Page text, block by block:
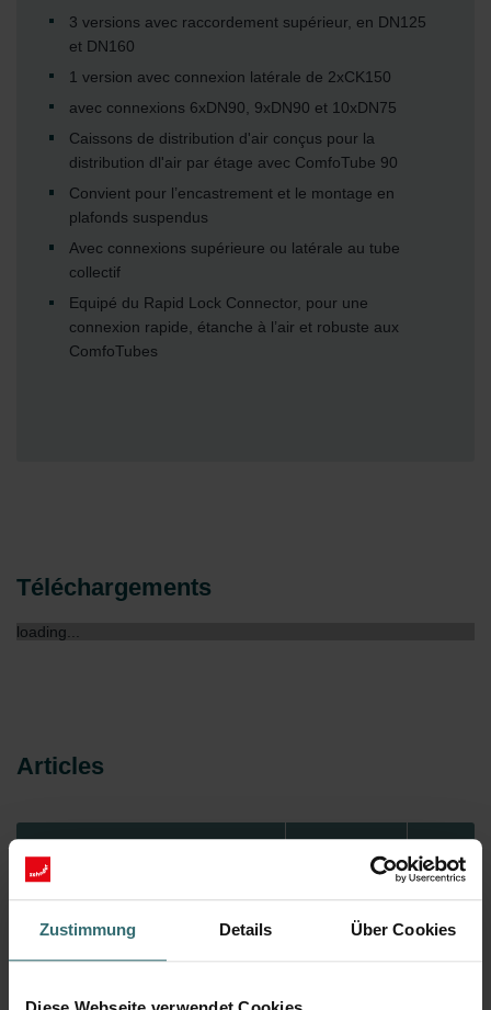
Zustimmung Details Über Cookies
3 versions avec raccordement supérieur, en DN125
et DN160
1 version avec connexion latérale de 2xCK150
avec connexions 6xDN90, 9xDN90 et 10xDN75
Caissons de distribution d'air conçus pour la
distribution dl'air par étage avec ComfoTube 90
Convient pour l’encastrement et le montage en
plafonds suspendus
Avec connexions supérieure ou latérale au tube
collectif
Equipé du Rapid Lock Connector, pour une
connexion rapide, étanche à l’air et robuste aux
ComfoTubes
Téléchargements
loading...
Articles
Modèle
Loading...